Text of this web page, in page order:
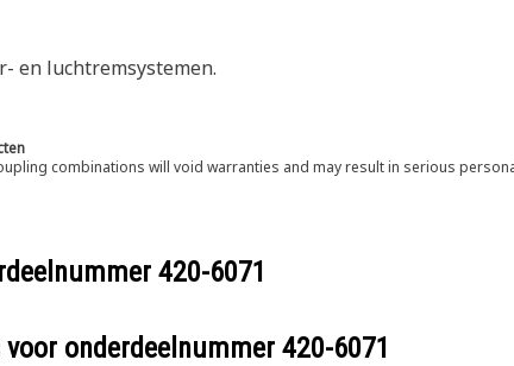
en luchtremsystemen.
combinations will void warranties and may result in serious
420-6071
onderdeelnummer 420-6071